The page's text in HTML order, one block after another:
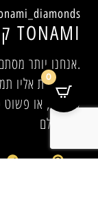
קצת על TONAMI
אנחנו יותר
להיעזר, או
0